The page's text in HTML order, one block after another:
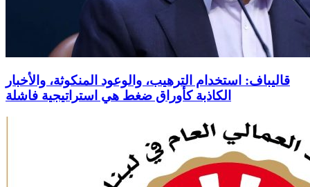
قاليباف: استخدام الترهيب، والوعود المنكوثة، والأخبار
الكاذبة كأوراق ضغط هي استراتيجية فاشلة